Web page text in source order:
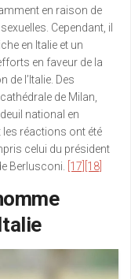
en raison de
Cependant, il
en Italie et un
en faveur de la
l’Italie. Des
de Milan,
national en
les réactions ont été
celui du président
Berlusconi.
[17] [18]